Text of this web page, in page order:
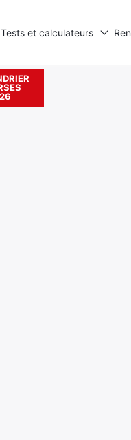
Tests et calculateurs